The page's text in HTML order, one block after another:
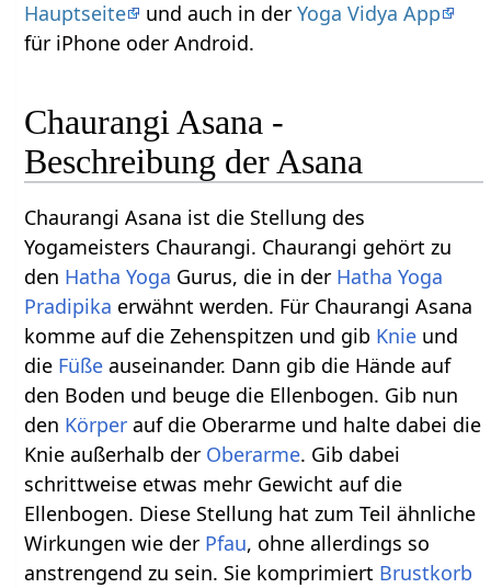
Hauptseite und auch in derYoga Vidya App
für iPhone oder Android.
Chaurangi Asana -
Beschreibung der Asana
Chaurangi Asana ist die Stellung des
Yogameisters Chaurangi. Chaurangi gehört zu
den Hatha Yoga Gurus, die in der Hatha Yoga
Pradipika erwähnt werden. Für Chaurangi Asana
komme auf die Zehenspitzen und gib Knie und
die Füße auseinander. Dann gib die Hände auf
den Boden und beuge die Ellenbogen. Gib nun
den Körper auf die Oberarme und halte dabei die
Knie außerhalb der Oberarme. Gib dabei
schrittweise etwas mehr Gewicht auf die
Ellenbogen. Diese Stellung hat zum Teil ähnliche
Wirkungen wie der Pfau, ohne allerdings so
anstrengend zu sein. Sie komprimiert Brustkorb